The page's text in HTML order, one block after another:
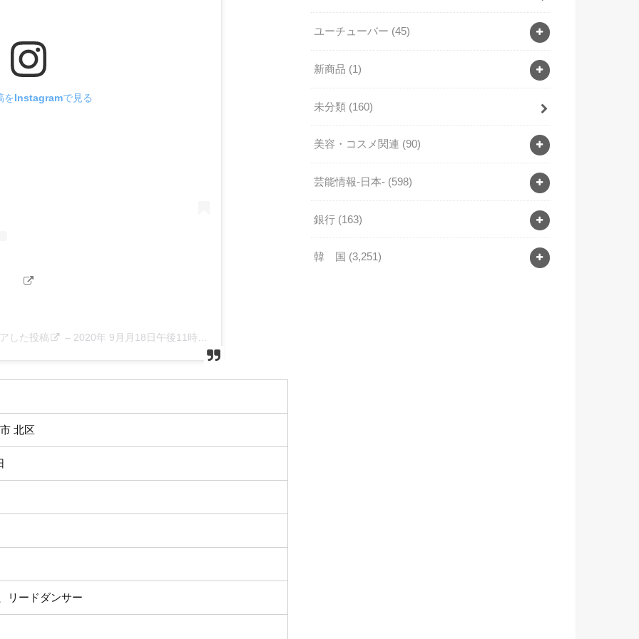
をInstagramで見る
した投稿 – 2020年 9月月18日午後11時27分PDT
北区
リードダンサー
ユーチューバー (45)
新商品 (1)
未分類 (160)
美容・コスメ関連 (90)
芸能情報-日本- (598)
銀行 (163)
韓 国 (3,251)